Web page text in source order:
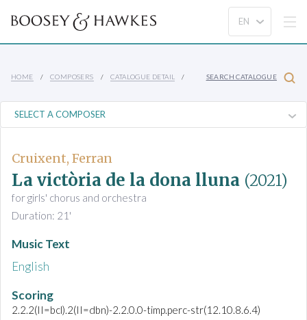
HOME COMPOSERS CATALOGUE DETAIL SEARCH CATALOGUE
Cruixent, Ferran
La victòria de la dona lluna (2021)
for girls' chorus and orchestra
Duration: 21'
Music Text
English
Scoring
2.2.2(II=bcl).2(II=dbn)-2.2.0.0-timp.perc-str(12.10.8.6.4)